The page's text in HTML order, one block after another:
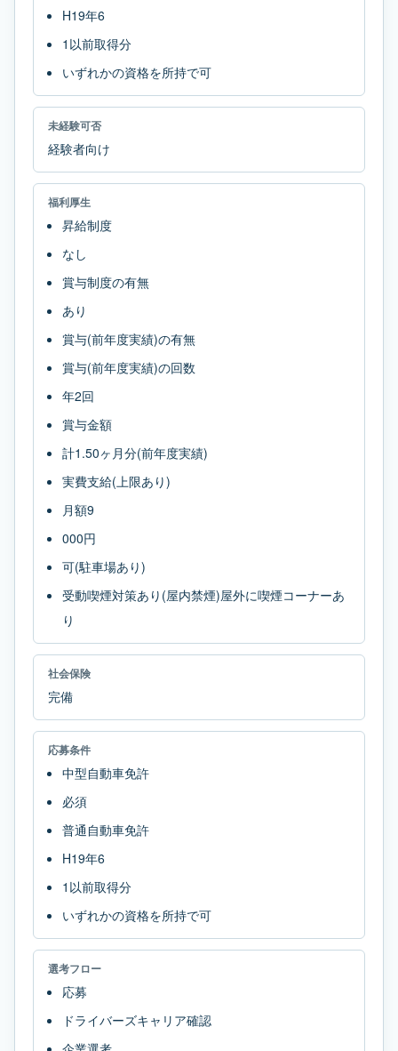
H19年6
1以前取得分
いずれかの資格を所持で可
未経験可否
経験者向け
福利厚生
昇給制度
なし
賞与制度の有無
あり
賞与(前年度実績)の有無
賞与(前年度実績)の回数
年2回
賞与金額
計1.50ヶ月分(前年度実績)
実費支給(上限あり)
月額9
000円
可(駐車場あり)
受動喫煙対策あり(屋内禁煙)屋外に喫煙コーナーあ
り
社会保険
完備
応募条件
中型自動車免許
必須
普通自動車免許
H19年6
1以前取得分
いずれかの資格を所持で可
選考フロー
応募
ドライバーズキャリア確認